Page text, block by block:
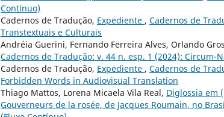
Contínuo)
Cadernos de Tradução, Expediente , Cadernos de
Transtextuais e Culturais
Andréia Guerini, Fernando Ferreira Alves, Orlando
Cadernos de Tradução: v. 44 n. esp. 1 (2024): Circum-
Cadernos de Tradução, Expediente , Cadernos de
Forbidden Words in Audiovisual Translation
Thiago Mattos, Lorena Micaela Vila Real, Diglossia em
Gouverneurs de la rosée, de Jacques Roumain, no